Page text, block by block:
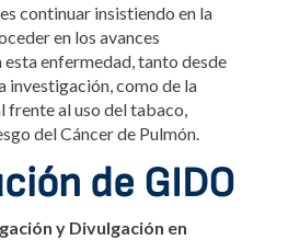
continuar insistiendo en la
en los avances
enfermedad, tanto desde
investigación, como de la
frente al uso del tabaco,
del Cáncer de Pulmón.
de GIDO
y Divulgación en